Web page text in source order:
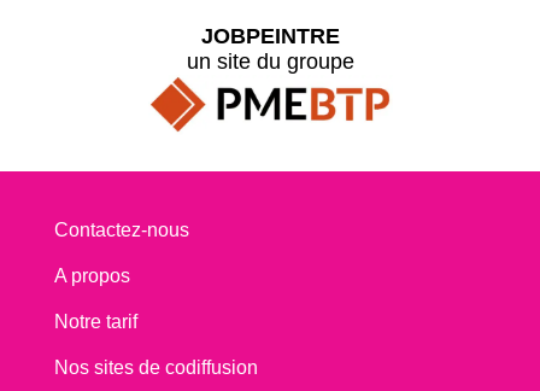
JOBPEINTRE
un site du groupe
Contactez-nous
A propos
Notre tarif
Nos sites de codiffusion